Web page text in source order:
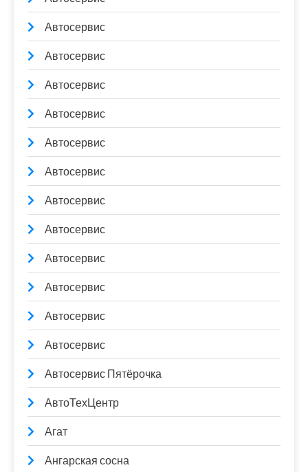
Автосервис
Автосервис
Автосервис
Автосервис
Автосервис
Автосервис
Автосервис
Автосервис
Автосервис
Автосервис
Автосервис
Автосервис
Автосервис Пятёрочка
АвтоТехЦентр
Агат
Ангарская сосна